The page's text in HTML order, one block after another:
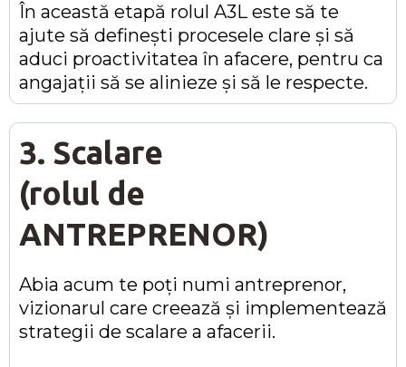
În această etapă rolul A3L este să te
ajute să definești procesele clare și să
aduci proactivitatea în afacere, pentru ca
angajații să se alinieze și să le respecte.
3. Scalare
(rolul de
ANTREPRENOR)
Abia acum te poți numi antreprenor,
vizionarul care creează și implementează
strategii de scalare a afacerii.